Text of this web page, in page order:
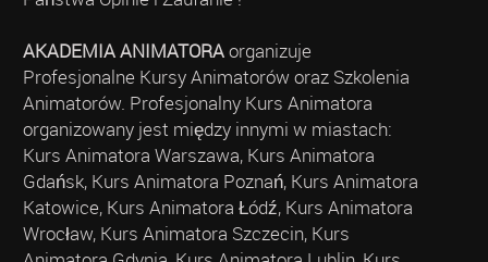
AKADEMIA ANIMATORAorganizuje
Profesjonalne Kursy Animatorów oraz Szkolenia
Animatorów. Profesjonalny Kurs Animatora
organizowany jest między innymi w miastach:
Kurs Animatora Warszawa, Kurs Animatora
Gdańsk, Kurs Animatora Poznań, Kurs Animatora
Katowice, Kurs Animatora Łódź, Kurs Animatora
Wrocław, Kurs Animatora Szczecin, Kurs